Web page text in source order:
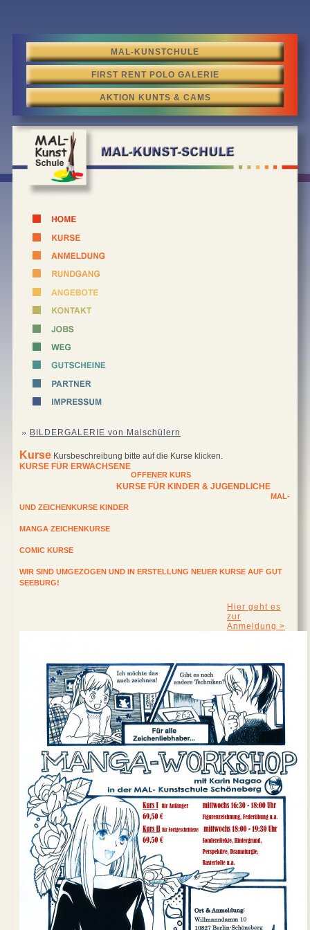
MAL-KUNSTCHULE
FIRST RENT POLO GALERIE
AKTION KUNTS & CAMS
BILDERGALERIE von Malschülern
Kurse Kursbeschreibung bitte auf die Kurse klicken.
KURSE FÜR ERWACHSENE
KURSE FÜR KINDER & JUGENDLICHE
OFFENER KURS
MAL-
UND ZEICHENKURSE KINDER
MANGA ZEICHENKURSE
COMIC KURSE
WIR SIND UMGEZOGEN UND IN ERSTELLUNG NEUER KURSE AUF GUT
SEEBURG!
Hier geht es
zur
Anmeldung >